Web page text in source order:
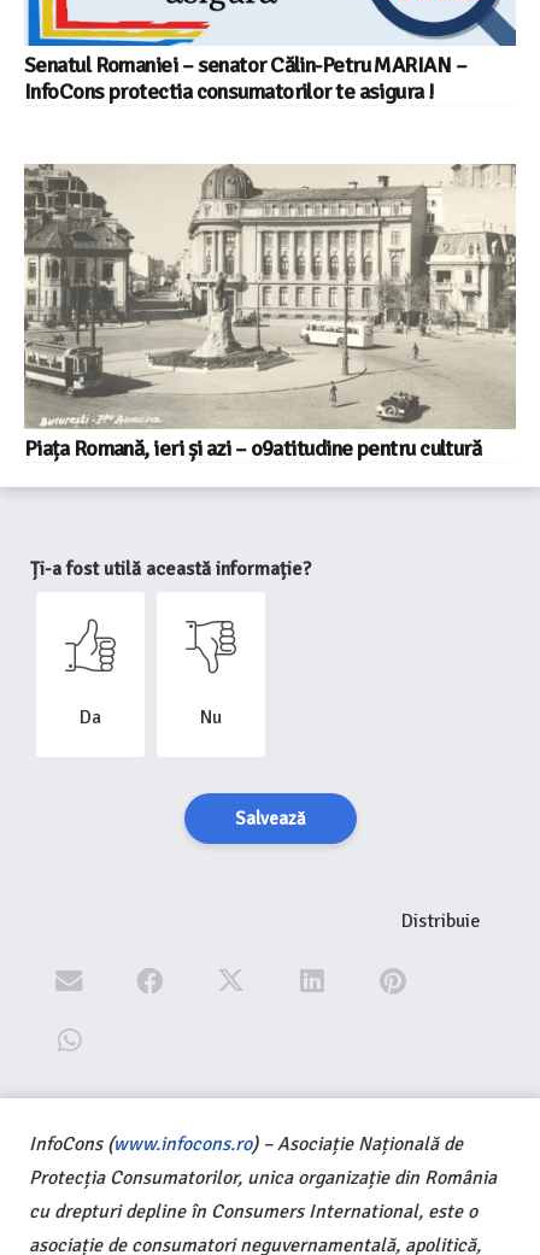
Senatul Romaniei – senator Călin-Petru MARIAN –
InfoCons protectia consumatorilor te asigura !
Piața Romană, ieri și azi – o9atitudine pentru cultură
Ți-a fost utilă această informație?
Da Nu
Salvează
Distribuie
InfoCons (www.infocons.ro) – Asociație Națională de
Protecția Consumatorilor, unica organizație din România
cu drepturi depline în Consumers International, este o
asociație de consumatori neguvernamentală, apolitică,